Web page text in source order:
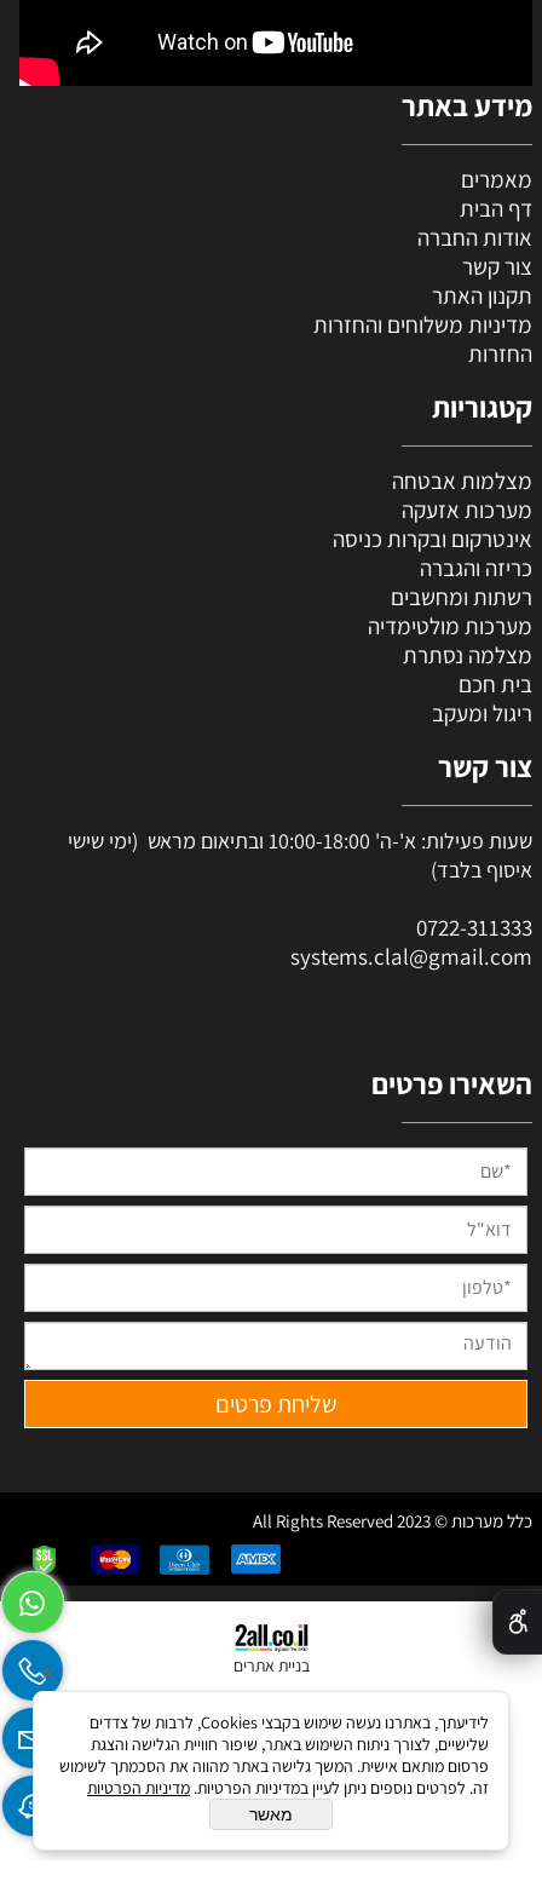
מידע באתר
מאמרים
דף הבית
אודות החברה
צור קשר
תקנון האתר
מדיניות משלוחים והחזרות
החזרות
קטגוריות
מצלמות אבטחה
מערכות אזעקה
אינטרקום ובקרות כניסה
כריזה והגברה
רשתות ומחשבים
מערכות מולטימדיה
מצלמה נסתרת
בית חכם
ריגול ומעקב
צור קשר
שעות פעילות: א'-ה' 10:00-18:00 ובתיאום מראש (ימי שישי
איסוף בלבד)
0722-311333
systems.clal@gmail.com
השאירו פרטים
כלל מערכות © 2023 All Rights Reserved
בניית אתרים
לידיעתך, באתרנו נעשה שימוש בקבצי Cookies, לרבות של צדדים
שלישיים, לצורך ניתוח השימוש באתר, שיפור חוויית הגלישה והצגת
פרסום מותאם אישית. המשך גלישה באתר מהווה את הסכמתך לשימוש
זה. לפרטים נוספים ניתן לעיין במדיניות הפרטיות. מדיניות הפרטיות
מאשר